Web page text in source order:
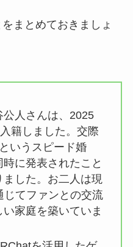
まとめておきましょ
人さんは、2025
籍しました。交際
いうスピード婚
に発表されたこと
した。お二人は現
てファンとの交流
家庭を築いていま